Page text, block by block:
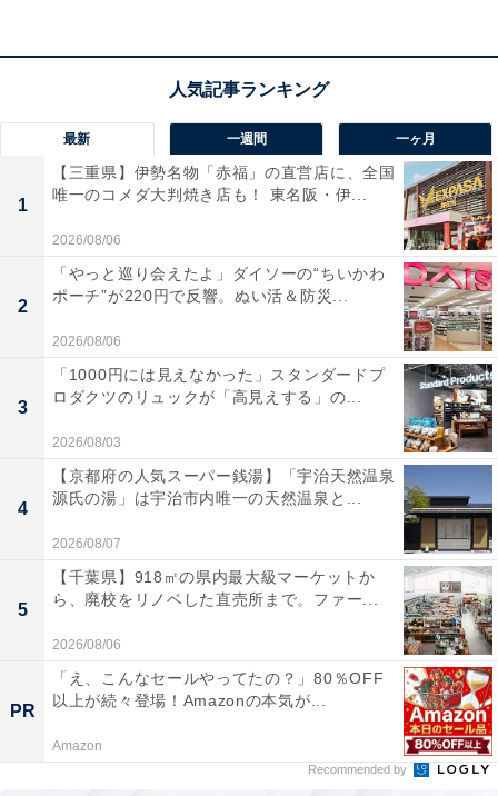
【栃木県の人気ホテル】「新那須高原温泉 こ
ころのおやど 自在荘」は自然に囲まれた温泉
と創作和会席料理を堪能できる宿
楽天トラベルの「クーポン祭」とは？
では、定期的に「クーポン祭」を開催。人
気の宿やホテルを対象に、宿泊予約で使えるお得な割引
クーポンを配布します。
クーポンは、国内宿泊や海外ツアー、レンタカーなど、
さまざまな旅行商品で利用可能。複数のクーポンを組み
最新 一週間 一ヶ月
1
【三重県】伊勢名物「赤福」の直営店に、全国
唯一のコメダ大判焼き店も！ 東名阪・伊...
2026/08/06
2
「やっと巡り会えたよ」ダイソーの“ちいかわ
ポーチ”が220円で反響。ぬい活＆防災...
2026/08/06
3
「1000円には見えなかった」スタンダードプ
ロダクツのリュックが「高見えする」の...
2026/08/03
4
【京都府の人気スーパー銭湯】「宇治天然温泉
源氏の湯」は宇治市内唯一の天然温泉と...
2026/08/07
5
【千葉県】918㎡の県内最大級マーケットか
ら、廃校をリノベした直売所まで。ファー...
2026/08/06
PR
「え、こんなセールやってたの？」80％OFF
以上が続々登場！Amazonの本気が...
Amazon
Recommended by